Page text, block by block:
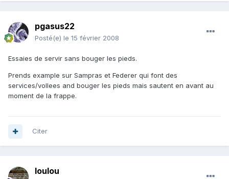
pgasus22
Posté(e) le 15 février 2008
Essaies de servir sans bouger les pieds.
Prends example sur Sampras et Federer qui font des
services/vollees and bouger les pieds mais sautent en avant au
moment de la frappe.
Citer
loulou